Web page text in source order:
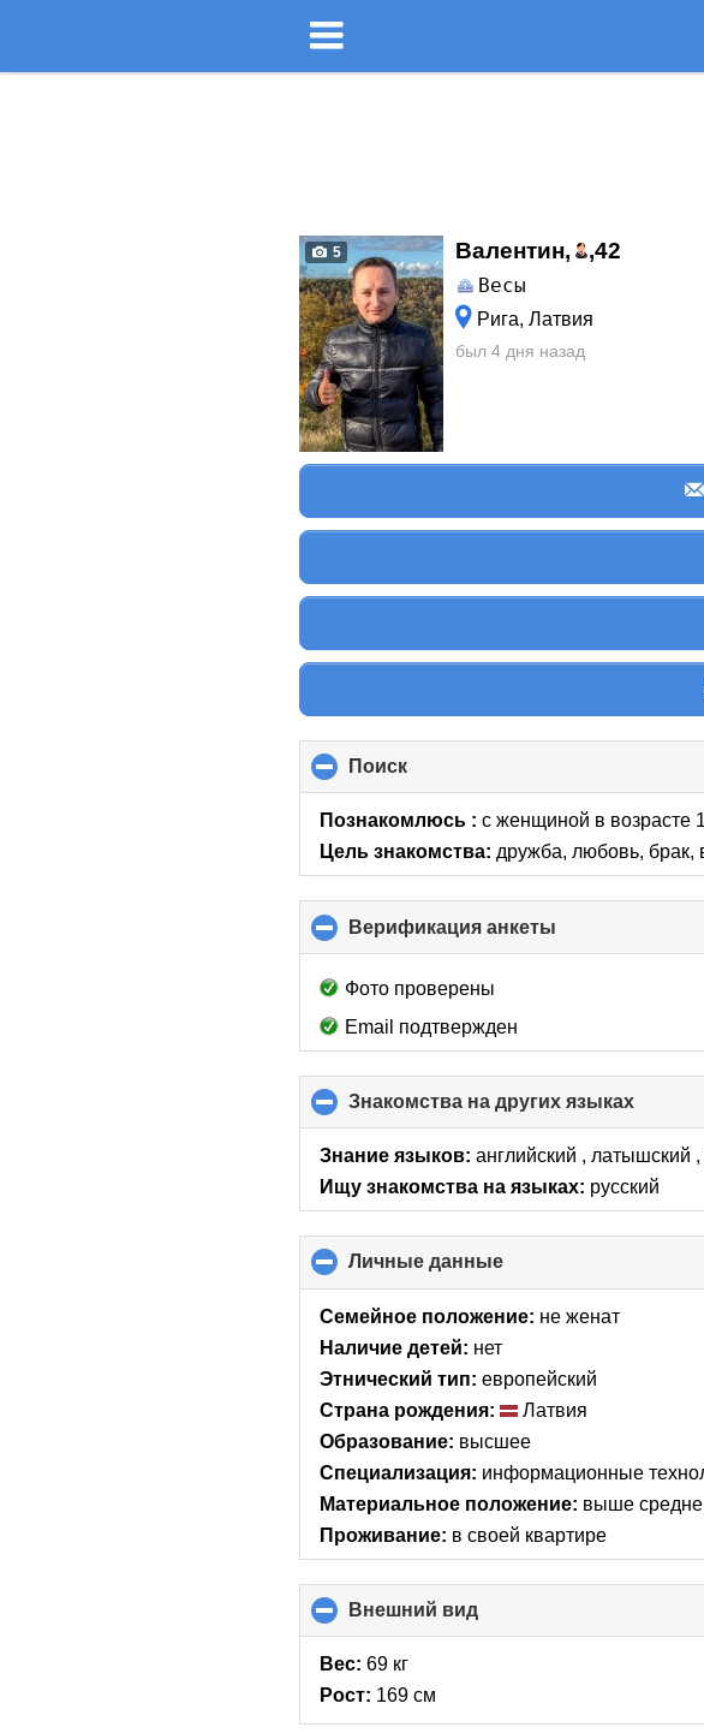
5 Валентин, ,42
Весы
Рига, Латвия
был 4 дня назад
Поиск
to
collapse
Познакомлюсь :с женщиной в возрасте
Цель знакомства: дружба, любовь, брак,
Верификация анкеты
to
Фото проверены
Email подтвержден
Знакомства на других языках
to
contents
Знание языков: английский , латышский ,
Ищу знакомства на языках: русский
Личные данные
to
collapse
Семейное положение: не женат
Наличие детей: нет
Этнический тип: европейский
Страна рождения:
Латвия
Образование: высшее
Специализация: информационные
Материальное положение: выше
Проживание: в своей квартире
Внешний вид
to
Вес: 69 кг
Рост: 169 см